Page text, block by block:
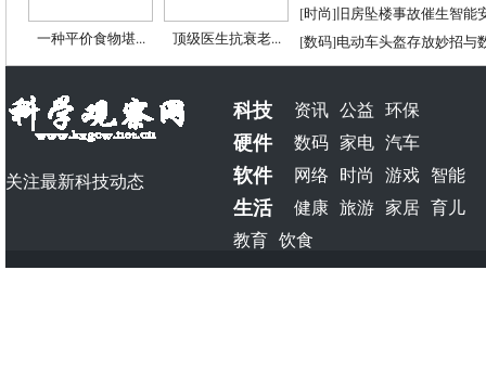
一种平价食物堪... 顶级医生抗衰老...
[时尚]旧房坠楼事故催生智能
[数码]电动车头盔存放妙招与
关注最新科技动态
科技 资讯 公益 环保
硬件 数码 家电 汽车
软件 网络 时尚 游戏 智能
生活 健康 旅游 家居 育儿
教育 饮食